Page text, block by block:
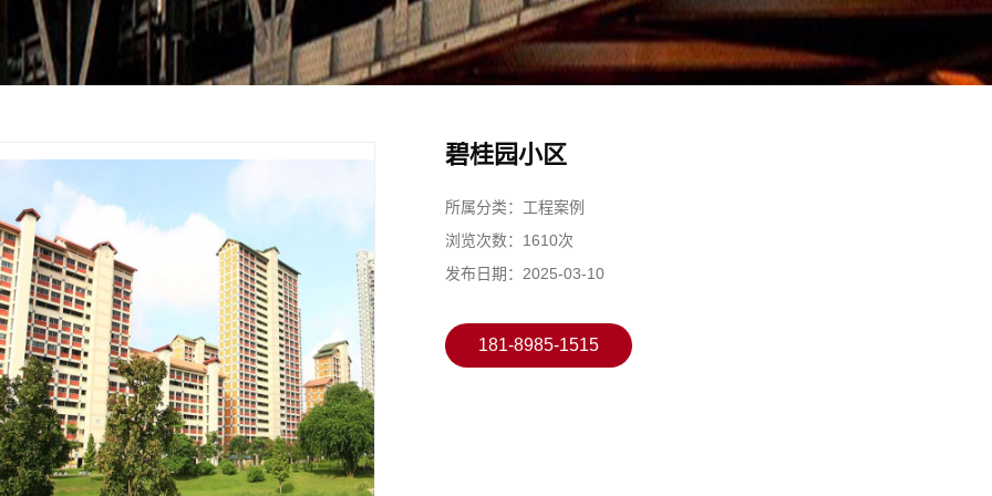
碧桂园小区
所属分类： 工程案例
浏览次数： 1610次
发布日期： 2025-03-10
181-8985-1515